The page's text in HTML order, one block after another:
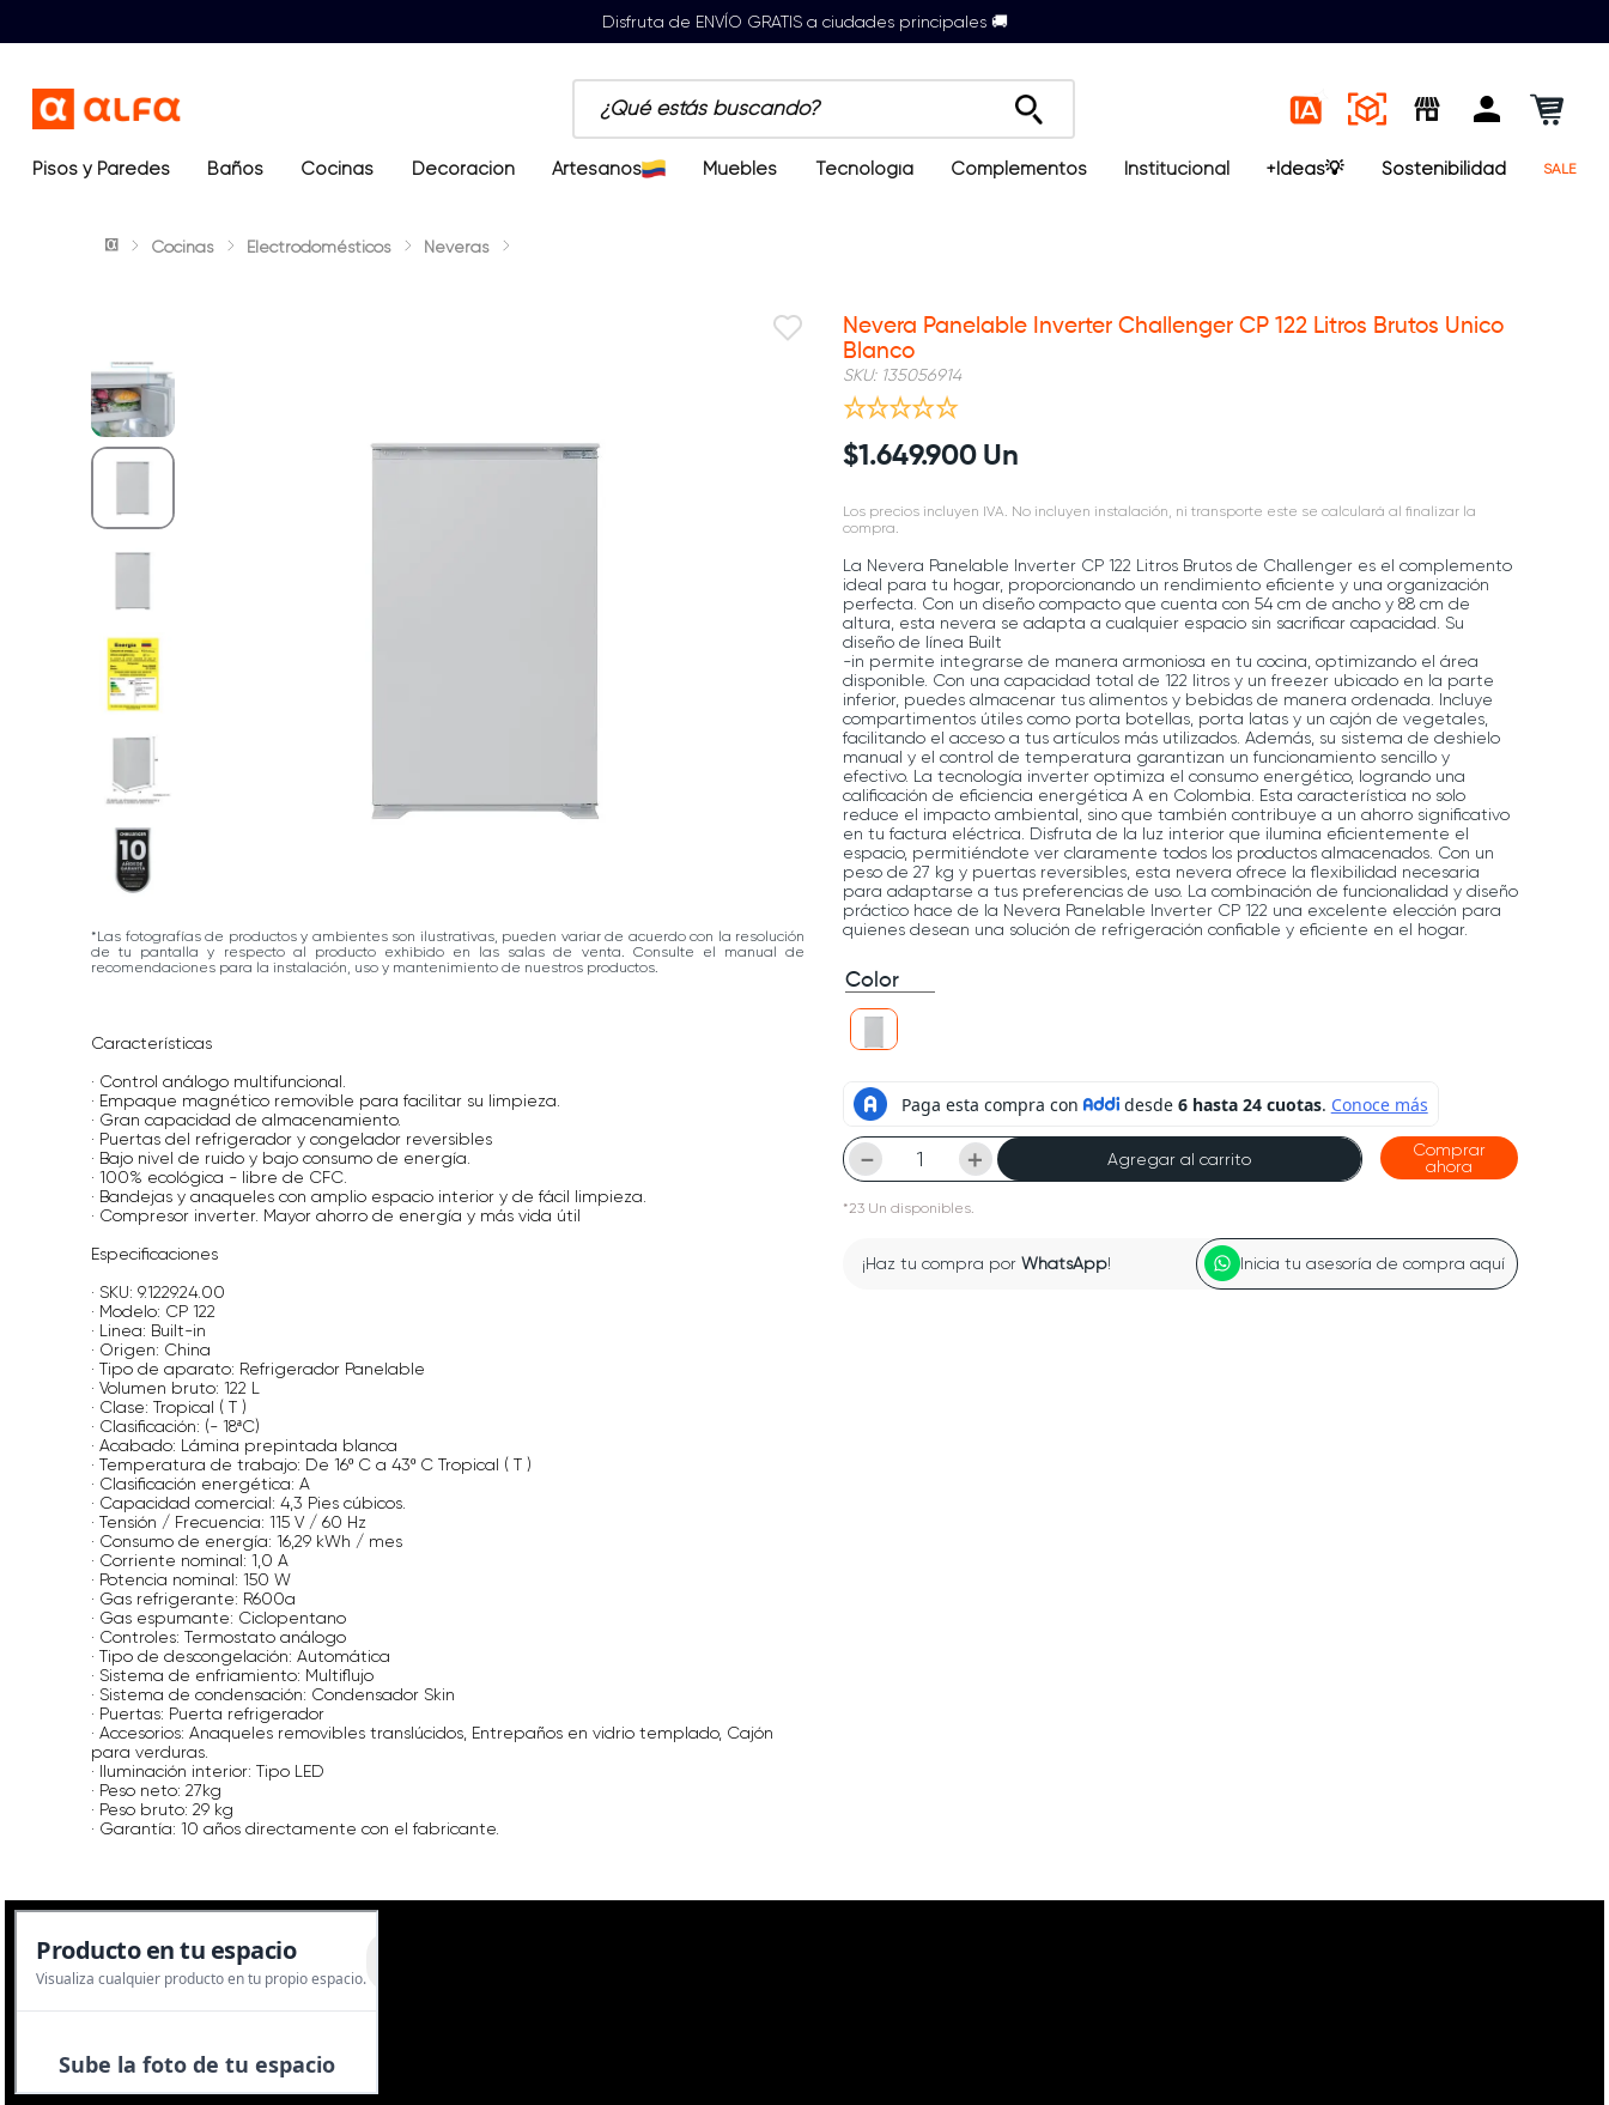
Disfruta de ENVÍO GRATIS a ciudades principales 🚚
¿Qué estás buscando?
Términos más buscados
2. sanitario
Pisos y Paredes Baños Cocinas Decoración Artesanos Muebles Tecnología Complementos Institucional +Ideas💡 Sostenibilidad SALE
Cocinas Electrodomésticos Neveras
*Las fotografías de productos y ambientes son ilustrativas, pueden variar de acuerdo con la resolución
de tu pantalla y respecto al producto exhibido en las salas de venta. Consulte el manual de
recomendaciones para la instalación, uso y mantenimiento de nuestros productos.
Características
· Control análogo multifuncional.
· Empaque magnético removible para facilitar su limpieza.
· Gran capacidad de almacenamiento.
· Puertas del refrigerador y congelador reversibles
· Bajo nivel de ruido y bajo consumo de energía.
· 100% ecológica - libre de CFC.
· Bandejas y anaqueles con amplio espacio interior y de fácil limpieza.
· Compresor inverter. Mayor ahorro de energía y más vida útil
Especificaciones
· SKU: 9.1229.24.00
· Modelo: CP 122
· Linea: Built-in
· Origen: China
· Tipo de aparato: Refrigerador Panelable
· Volumen bruto: 122 L
· Clase: Tropical ( T )
· Clasificación: (- 18ªC)
· Acabado: Lámina prepintada blanca
· Temperatura de trabajo: De 16º C a 43º C Tropical ( T )
· Clasificación energética: A
· Capacidad comercial: 4,3 Pies cúbicos.
· Tensión / Frecuencia: 115 V / 60 Hz
· Consumo de energía: 16,29 kWh / mes
· Corriente nominal: 1,0 A
· Potencia nominal: 150 W
· Gas refrigerante: R600a
· Gas espumante: Ciclopentano
· Controles: Termostato análogo
· Tipo de descongelación: Automática
· Sistema de enfriamiento: Multiflujo
· Sistema de condensación: Condensador Skin
· Puertas: Puerta refrigerador
· Accesorios: Anaqueles removibles translúcidos, Entrepaños en vidrio templado, Cajón
para verduras.
· Iluminación interior: Tipo LED
· Peso neto: 27kg
· Peso bruto: 29 kg
· Garantía: 10 años directamente con el fabricante.
Nevera Panelable Inverter Challenger CP 122 Litros Brutos Unico
Blanco
SKU: 135056914
$1 .649.900 Un
Los precios incluyen IVA. No incluyen instalación, ni transporte este se calculará al finalizar la
compra.
La Nevera Panelable Inverter CP 122 Litros Brutos de Challenger es el complemento
ideal para tu hogar, proporcionando un rendimiento eficiente y una organización
perfecta. Con un diseño compacto que cuenta con 54 cm de ancho y 88 cm de
altura, esta nevera se adapta a cualquier espacio sin sacrificar capacidad. Su
diseño de línea Built
-in permite integrarse de manera armoniosa en tu cocina, optimizando el área
disponible. Con una capacidad total de 122 litros y un freezer ubicado en la parte
inferior, puedes almacenar tus alimentos y bebidas de manera ordenada. Incluye
compartimentos útiles como porta botellas, porta latas y un cajón de vegetales,
facilitando el acceso a tus artículos más utilizados. Además, su sistema de deshielo
manual y el control de temperatura garantizan un funcionamiento sencillo y
efectivo. La tecnología inverter optimiza el consumo energético, logrando una
calificación de eficiencia energética A en Colombia. Esta característica no solo
reduce el impacto ambiental, sino que también contribuye a un ahorro significativo
en tu factura eléctrica. Disfruta de la luz interior que ilumina eficientemente el
espacio, permitiéndote ver claramente todos los productos almacenados. Con un
peso de 27 kg y puertas reversibles, esta nevera ofrece la flexibilidad necesaria
para adaptarse a tus preferencias de uso. La combinación de funcionalidad y diseño
práctico hace de la Nevera Panelable Inverter CP 122 una excelente elección para
quienes desean una solución de refrigeración confiable y eficiente en el hogar.
Color
＋
－ Agregar al carrito
*23 Un disponibles.
Comprar
ahora
¡Haz tu compra por WhatsApp! Inicia tu asesoría de compra aquí